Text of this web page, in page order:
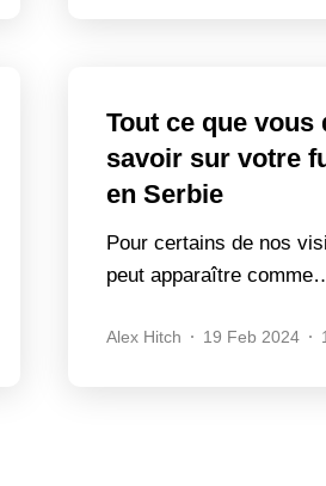
Tout ce que vous
savoir sur votre
en Serbie
Pour certains de nos
peut apparaître
Alex Hitch 19 Feb 2024